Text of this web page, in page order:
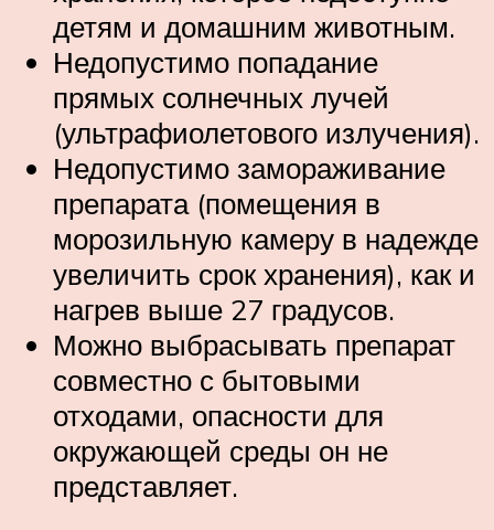
детям и домашним животным.
Недопустимо попадание
прямых солнечных лучей
(ультрафиолетового излучения).
Недопустимо замораживание
препарата (помещения в
морозильную камеру в надежде
увеличить срок хранения), как и
нагрев выше 27 градусов.
Можно выбрасывать препарат
совместно с бытовыми
отходами, опасности для
окружающей среды он не
представляет.